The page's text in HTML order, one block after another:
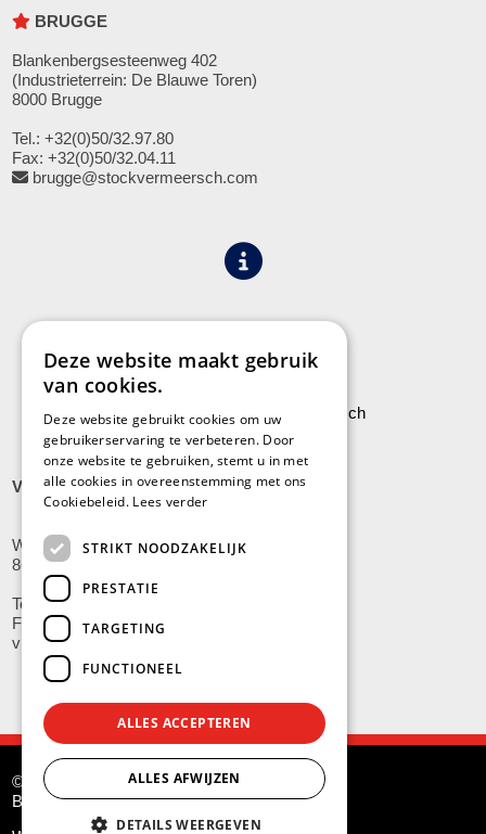
BRUGGE
Blankenbergsesteenweg 402
(Industrieterrein: De Blauwe Toren)
8000 Brugge
Tel.: +32(0)50/32.97.80
Fax: +32(0)50/32.04.11
brugge@stockvermeersch.com
Leveringen aan Stock Vermeersch
VLADSLO
Wijnendalestraat 200
8600 Vladslo - Diksmuide
Tel: +32(0)51/59.10.00
Fax: +32(0)51/58.21.99
vladslo@stockvermeersch.com
© Stock Américain Vermeersch
BE 0415.341.132
Deze website maakt gebruik
van cookies.
Deze website gebruikt cookies om uw
gebruikerservaring te verbeteren. Door
onze website te gebruiken, stemt u in met
alle cookies in overeenstemming met ons
Cookiebeleid. Lees verder
STRIKT NOODZAKELIJK
PRESTATIE
TARGETING
FUNCTIONEEL
ALLES ACCEPTEREN
ALLES AFWIJZEN
DETAILS WEERGEVEN